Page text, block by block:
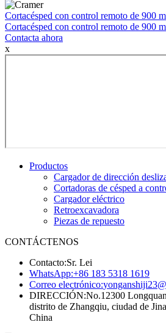
Cortacésped con control remoto de 900
Cortacésped con control remoto de 900
Contacta ahora
x
Productos
Cargador de dirección
Cortadoras de césped a
Cargador eléctrico
Retroexcavadora
Piezas de repuesto
CONTÁCTENOS
Contacto:Sr. Lei
WhatsApp:+86 183 5318 1619
Correo electrónico:
DIRECCIÓN:No.12300
distrito de Zhangqiu, ciudad de
China